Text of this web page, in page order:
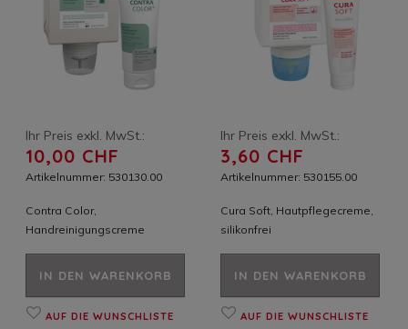
Ihr Preis exkl. MwSt.:
10,00 CHF
Artikelnummer: 530130.00
Contra Color,
Handreinigungscreme
IN DEN WARENKORB
AUF DIE WUNSCHLISTE
Ihr Preis exkl. MwSt.:
3,60 CHF
Artikelnummer: 530155.00
Cura Soft, Hautpflegecreme,
silikonfrei
IN DEN WARENKORB
AUF DIE WUNSCHLISTE